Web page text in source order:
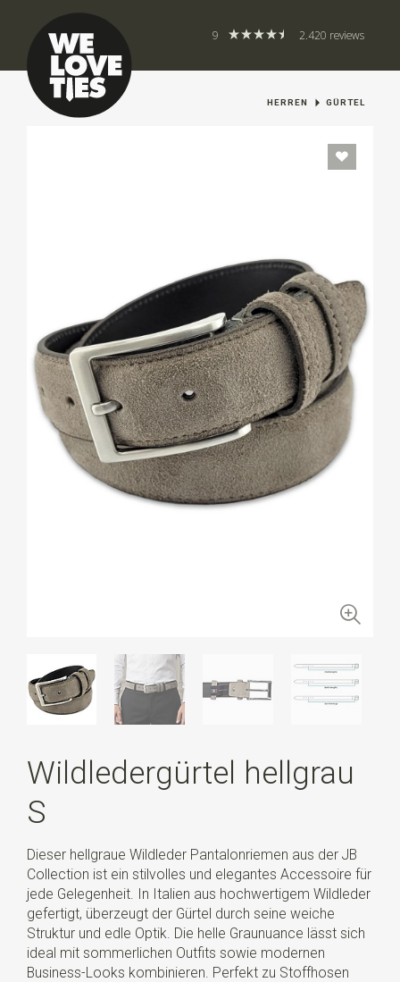
9 2.420 reviews
HERREN GÜRTEL
Wildledergürtel hellgrau
S
Dieser hellgraue Wildleder Pantalonriemen aus der JB
Collection ist ein stilvolles und elegantes Accessoire für
jede Gelegenheit. In Italien aus hochwertigem Wildleder
gefertigt, überzeugt der Gürtel durch seine weiche
Struktur und edle Optik. Die helle Graunuance lässt sich
ideal mit sommerlichen Outfits sowie modernen
Business-Looks kombinieren. Perfekt zu Stoffhosen